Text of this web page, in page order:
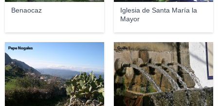
Benaocaz
Iglesia de Santa María la
Mayor
Pepe Nogales Guille L.